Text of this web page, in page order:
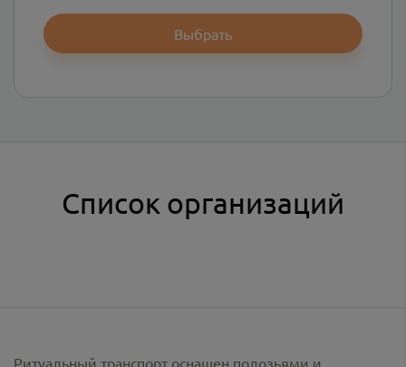
Выбрать
Список организаций
Ритуальный транспорт оснащен полозьями и